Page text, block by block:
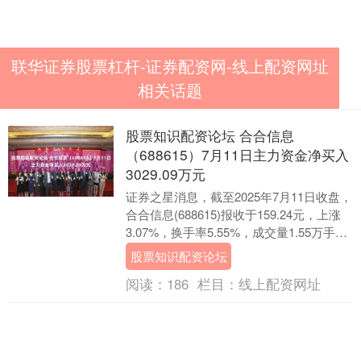
联华证券股票杠杆-证券配资网-线上配资网址
相关话题
股票知识配资论坛 合合信息
（688615）7月11日主力资金净买入
3029.09万元
证券之星消息，截至2025年7月11日收盘，
合合信息(688615)报收于159.24元，上涨
3.07%，换手率5.55%，成交量1.55万手，
成交额2.46亿....
股票知识配资论坛
阅读： 186 栏目： 线上配资网址